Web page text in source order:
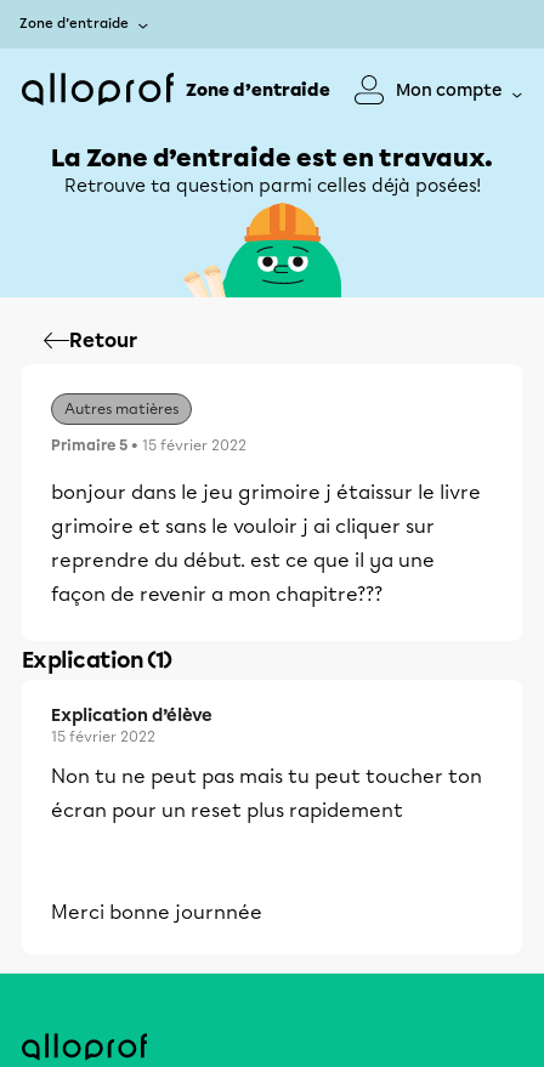
Zone d’entraide
Zone d’entraide Mon compte
La Zone d’entraide est en travaux.
Retrouve ta question parmi celles déjà posées!
Retour
Autres matières
Primaire 5 • 15 février 2022
bonjour dans le jeu grimoire j étaissur le livre
grimoire et sans le vouloir j ai cliquer sur
reprendre du début. est ce que il ya une
façon de revenir a mon chapitre???
Explication (1)
Explication d’élève
15 février 2022
Non tu ne peut pas mais tu peut toucher ton
écran pour un reset plus rapidement
Merci bonne journnée